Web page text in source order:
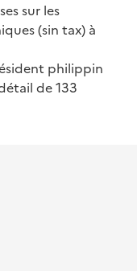
sur les
(sin tax) à
philippin
de 133